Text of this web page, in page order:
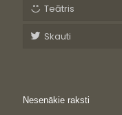
Teātris
Skauti
Nesenākie raksti